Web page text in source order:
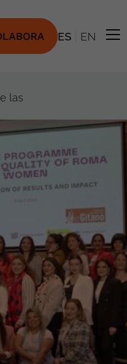
ES EN
las